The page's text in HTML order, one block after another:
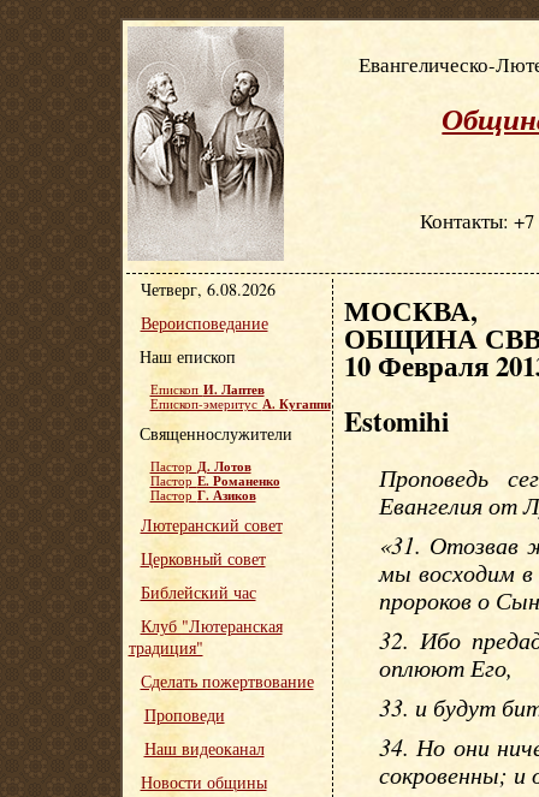
Евангелическо-
Контакты: +7
МОСКВА,
ОБЩИНА
10 Февраля
Estomihi
Проповедь
Евангелия от
«31. Отозвав
мы восходим в
пророков о
32. Ибо
оплюют Его,
33. и будут
34. Но они
сокровенны; и
Четверг, 6.08.2026
Вероисповедание
Наш епископ
Епископ И. Лаптев
Епископ-эмеритус А. Кугаппи
Священнослужители
Пастор Д. Лотов
Пастор Е. Романенко
Пастор Г. Азиков
Лютеранский совет
Церковный совет
Библейский час
Клуб "Лютеранская
традиция"
Сделать пожертвование
Проповеди
Наш видеоканал
Новости общины